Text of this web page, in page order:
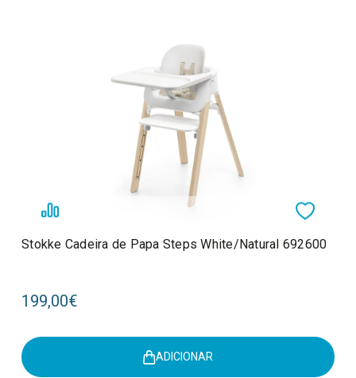
Stokke Cadeira de Papa Steps White/Natural 692600
199,00€
ADICIONAR